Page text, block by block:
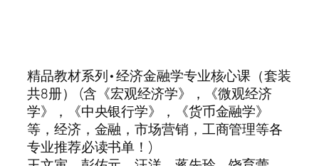
精品教材系列•经济金融学专业核心课（套装
共8册） (含《宏观经济学》，《微观经济
学》，《中央银行学》，《货币金融学》
等，经济，金融，市场营销，工商管理等各
专业推荐必读书单！)